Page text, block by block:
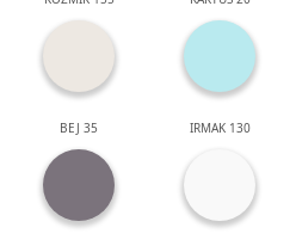
BEJ 35 IRMAK 130